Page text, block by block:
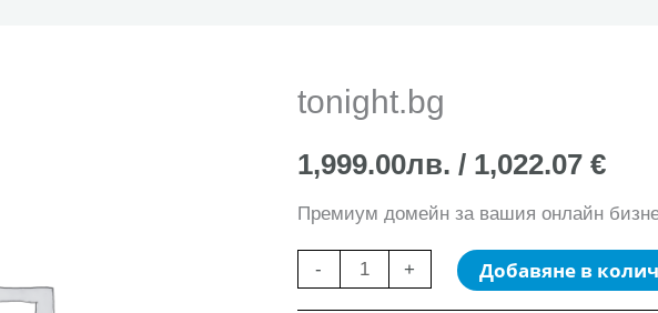
tonight.bg
1,999.00лв. / 1,022.07 €
Премиум домейн за вашия онлайн
-
количество
+ Добавяне в